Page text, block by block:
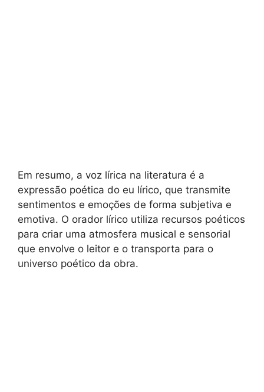
Em resumo, a voz lírica na literatura é a
expressão poética do eu lírico, que transmite
sentimentos e emoções de forma subjetiva e
emotiva. O orador lírico utiliza recursos poéticos
para criar uma atmosfera musical e sensorial
que envolve o leitor e o transporta para o
universo poético da obra.